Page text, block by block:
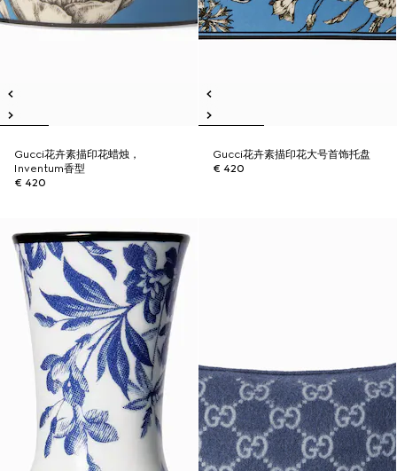
Gucci花卉素描印花蜡烛，
Inventum香型
€ 420
Gucci花卉素描印花大号首饰托盘
€ 420